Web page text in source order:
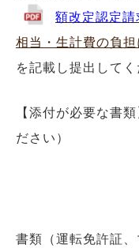
額改定認定
相当・生計費の負
を記載し提出してく
【添付が必要な書
だ
〇受給
書類（運転免許証